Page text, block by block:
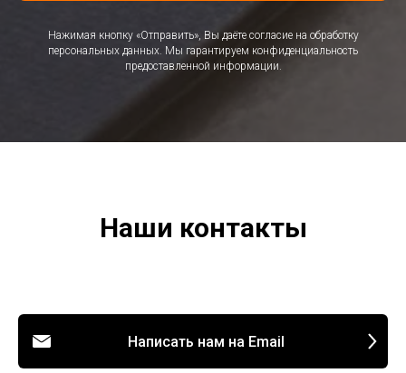
Нажимая кнопку «Отправить», Вы даёте согласие на обработку
персональных данных. Мы гарантируем конфиденциальность
предоставленной информации.
Наши контакты
Написать нам на Email